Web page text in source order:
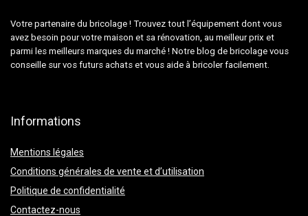
Votre partenaire du bricolage ! Trouvez tout l’équipement dont vous
avez besoin pour votre maison et sa rénovation, au meilleur prix et
parmi les meilleurs marques du marché ! Notre blog de bricolage vous
conseille sur vos futurs achats et vous aide à bricoler facilement.
Informations
Mentions légales
Conditions générales de vente et d’utilisation
Politique de confidentialité
Contactez-nous